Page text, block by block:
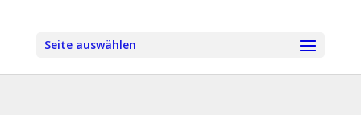
Seite auswählen